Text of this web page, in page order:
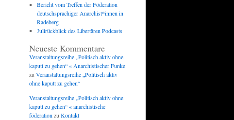
Bericht vom Treffen der Föderation
deutschsprachiger Anarchist*innen in
Radeberg
Julirückblick des Libertären Podcasts
Neueste Kommentare
Veranstaltungsreihe „Politisch aktiv ohne
kaputt zu gehen“ « Anarchistischer Funke
zu Veranstaltungsreihe „Politisch aktiv
ohne kaputt zu gehen“
Veranstaltungsreihe „Politisch aktiv ohne
kaputt zu gehen“ « anarchistische
föderation zu Kontakt